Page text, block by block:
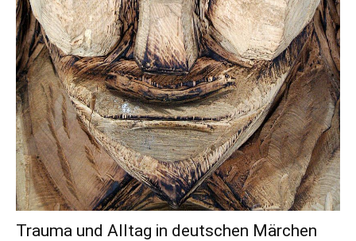
Trauma und Alltag in deutschen Märchen